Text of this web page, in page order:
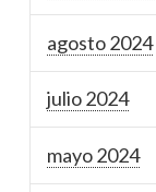
agosto 2024
julio 2024
mayo 2024